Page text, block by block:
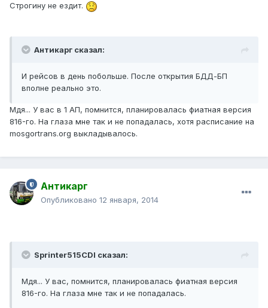
Строгину не ездит.
Антикарг сказал:
И рейсов в день побольше. После открытия БДД-БП
вполне реально это.
Мдя... У вас в 1 АП, помнится, планировалась фиатная версия
816-го. На глаза мне так и не попадалась, хотя расписание на
mosgortrans.org выкладывалось.
Антикарг
Опубликовано 12 января, 2014
Sprinter515CDI сказал:
Мдя... У вас, помнится, планировалась фиатная версия
816-го. На глаза мне так и не попадалась.